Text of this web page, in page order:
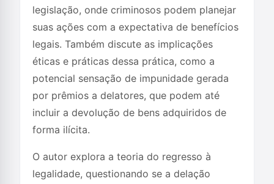
legislação, onde criminosos podem planejar
suas ações com a expectativa de benefícios
legais. Também discute as implicações
éticas e práticas dessa prática, como a
potencial sensação de impunidade gerada
por prêmios a delatores, que podem até
incluir a devolução de bens adquiridos de
forma ilícita.
O autor explora a teoria do regresso à
legalidade, questionando se a delação